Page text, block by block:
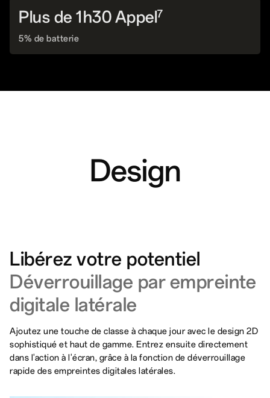
Plus de 1h30 Appel7
5% de batterie
Design
Libérez votre potentiel
Déverrouillage par empreinte
digitale latérale
Ajoutez une touche de classe à chaque jour avec le design 2D
sophistiqué et haut de gamme. Entrez ensuite directement
dans l'action à l'écran, grâce à la fonction de déverrouillage
rapide des empreintes digitales latérales.